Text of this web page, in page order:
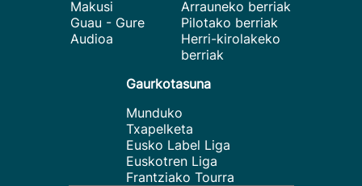
Makusi
Guau - Gure
Audioa
Arrauneko berriak
Pilotako berriak
Herri-kirolakeko
berriak
Gaurkotasuna
Munduko
Txapelketa
Eusko Label Liga
Euskotren Liga
Frantziako Tourra